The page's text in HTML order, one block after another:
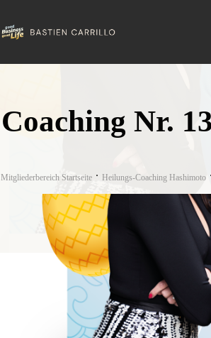
Coaching Nr.
Mitgliederbereich Startseite Heilungs-Coaching Hashimoto